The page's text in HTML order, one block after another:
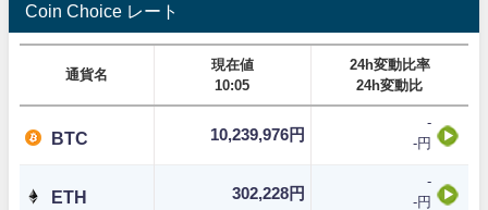
Coin Choice レート
通貨名
現在値
10:05
24h変動比率
24h変動比
BTC 10,239,976円
-
-円
ETH 302,228円
-
-円